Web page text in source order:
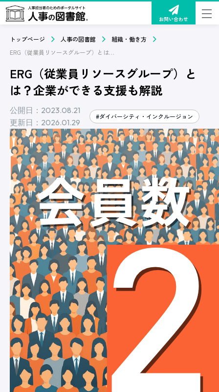
お問い合わせ
トップページ 人事の図書館
組織・働き方
ERG（従業員リソースグループ）とは？企業ができる支援も解説
ERG（従業員リソースグループ）と
は？企業ができる支援も解説
公開日：2023.08.21
更新日：2026.01.29
#ダイバーシティ・インクルージョン